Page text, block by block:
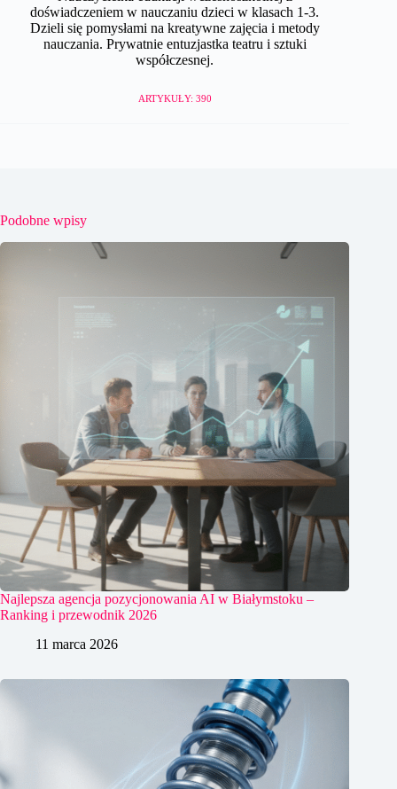
doświadczeniem w nauczaniu dzieci w klasach 1-3.
Dzieli się pomysłami na kreatywne zajęcia i metody
nauczania. Prywatnie entuzjastka teatru i sztuki
współczesnej.
ARTYKUŁY: 390
Podobne wpisy
Najlepsza agencja pozycjonowania AI w Białymstoku –
Ranking i przewodnik 2026
11 marca 2026